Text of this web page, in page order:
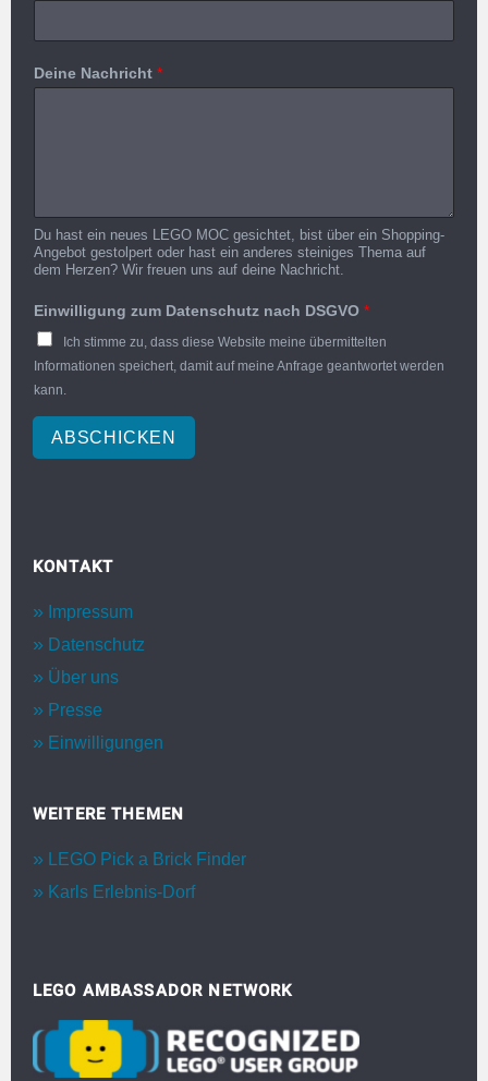
Deine Nachricht *
Du hast ein neues LEGO MOC gesichtet, bist über ein Shopping-
Angebot gestolpert oder hast ein anderes steiniges Thema auf
dem Herzen? Wir freuen uns auf deine Nachricht.
Einwilligung zum Datenschutz nach DSGVO *
Ich stimme zu, dass diese Website meine übermittelten
Informationen speichert, damit auf meine Anfrage geantwortet werden
kann.
ABSCHICKEN
KONTAKT
Impressum
Datenschutz
Über uns
Presse
Einwilligungen
WEITERE THEMEN
LEGO Pick a Brick Finder
Karls Erlebnis-Dorf
LEGO AMBASSADOR NETWORK